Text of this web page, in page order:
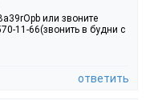
или звоните
11-66(звонить в будни с
ответить